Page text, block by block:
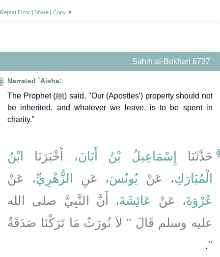
Report Error Share Copy ▼
Sahih al-Bukhari 6727
Narrated `Aisha:
The Prophet (ﷺ) said, "Our (Apostles') property should not
be inherited, and whatever we leave, is to be spent in
charity."
حَدَّثَنَا إِسْمَاعِيلُ بْنُ أَبَانَ، أَخْبَرَنَا
ابْنُ
الْمُبَارَكِ، عَنْ يُونُسَ، عَنِ الزُّهْرِيِّ، عَنْ
عُرْوَةَ، عَنْ عَائِشَةَ، أَنَّ النَّبِيَّ صلى الله
عليه وسلم قَالَ ‏"‏ لاَ نُورَثُ مَا تَرَكْنَا صَدَقَةٌ
‏"
‏‏.‏